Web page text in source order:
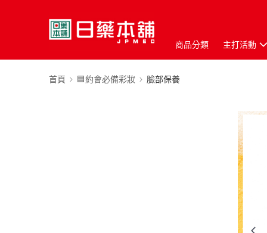
商品分類 主打活動
首頁 🟦約會必備彩妝 臉部保養